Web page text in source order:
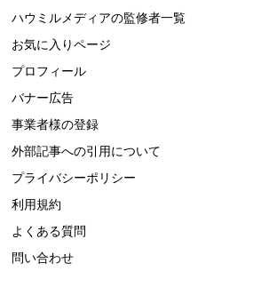
ハウミルメディアの監修者一覧
お気に入りページ
プロフィール
バナー広告
事業者様の登録
外部記事への引用について
プライバシーポリシー
利用規約
よくある質問
問い合わせ